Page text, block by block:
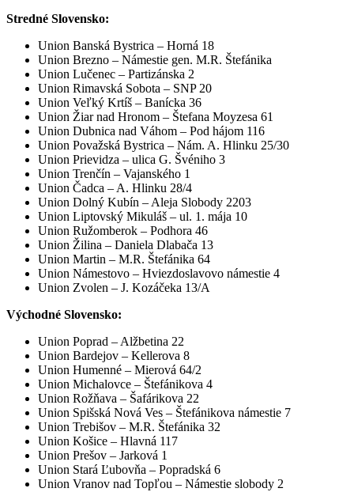
Stredné Slovensko:
Union Banská Bystrica – Horná 18
Union Brezno – Námestie gen. M.R. Štefánika
Union Lučenec – Partizánska 2
Union Rimavská Sobota – SNP 20
Union Veľký Krtíš – Banícka 36
Union Žiar nad Hronom – Štefana Moyzesa 61
Union Dubnica nad Váhom – Pod hájom 116
Union Považská Bystrica – Nám. A. Hlinku 25/30
Union Prievidza – ulica G. Švéniho 3
Union Trenčín – Vajanského 1
Union Čadca – A. Hlinku 28/4
Union Dolný Kubín – Aleja Slobody 2203
Union Liptovský Mikuláš – ul. 1. mája 10
Union Ružomberok – Podhora 46
Union Žilina – Daniela Dlabača 13
Union Martin – M.R. Štefánika 64
Union Námestovo – Hviezdoslavovo námestie 4
Union Zvolen – J. Kozáčeka 13/A
Východné Slovensko:
Union Poprad – Alžbetina 22
Union Bardejov – Kellerova 8
Union Humenné – Mierová 64/2
Union Michalovce – Štefánikova 4
Union Rožňava – Šafárikova 22
Union Spišská Nová Ves – Štefánikova námestie 7
Union Trebišov – M.R. Štefánika 32
Union Košice – Hlavná 117
Union Prešov – Jarková 1
Union Stará Ľubovňa – Popradská 6
Union Vranov nad Topľou – Námestie slobody 2